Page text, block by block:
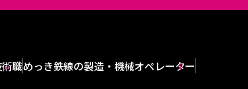
職めっき鉄線の製造・機械オペレーター